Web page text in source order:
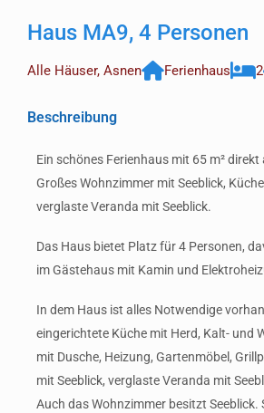
Haus MA9, 4 Personen
Alle Häuser,Asnen Ferienhaus 2
Beschreibung
Ein schönes Ferienhaus mit 65 m² direkt
Großes Wohnzimmer mit Seeblick,
verglaste Veranda mit Seeblick.
Das Haus bietet Platz für 4 Personen,
im Gästehaus mit Kamin und
In dem Haus ist alles Notwendige
eingerichtete Küche mit Herd, Kalt- und
mit Dusche, Heizung, Gartenmöbel,
mit Seeblick, verglaste Veranda mit
Auch das Wohnzimmer besitzt Seeblick.